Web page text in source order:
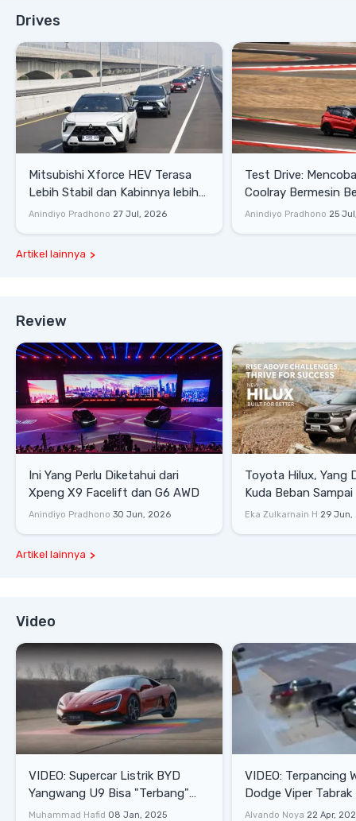
Drives
Mitsubishi Xforce HEV Terasa
Lebih Stabil dan Kabinnya lebih
Senyap
Anindiyo Pradhono 27 Jul, 2026
Test Drive: Mencoba Geely
Coolray Bermesin
di Sirkuit Mandalika
Anindiyo Pradhono 25
Artikel lainnya
Review
Ini Yang Perlu Diketahui dari
Xpeng X9 Facelift dan G6 AWD
Anindiyo Pradhono 30 Jun, 2026
Toyota Hilux, Yang
Kuda Beban
Lifestyle
Eka Zulkarnain H 29 Jun,
Artikel lainnya
Video
VIDEO: Supercar Listrik BYD
Yangwang U9 Bisa "Terbang"
Lewati Rintangan
Muhammad Hafid 08 Jan, 2025
VIDEO: Terpancing
Dodge Viper Tabrak
Saat Burnout
Alvando Noya 22 Apr,